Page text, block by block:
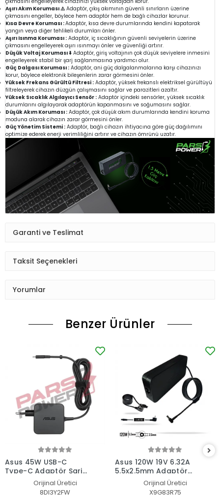
Aşırı Akım Koruması ⚠️Adaptör, çıkış akımının güvenli sınırların üzerine
çıkmasını engeller, böylece hem adaptör hem de bağlı cihazlar korunur.
Kısa Devre Koruması :Adaptör, kısa devre durumlarında kendini kapatarak
yangın veya diğer tehlikeli durumları önler.
Aşırı Isınma Koruması : Adaptör, iç sıcaklığının güvenli seviyelerin üzerine
çıkmasını engelleyerek aşırı ısınmayı önler ve güvenliği artırır.
Düşük Voltaj Koruması ⬇️ Adaptör, giriş voltajının çok düşük seviyelere inmesini
engelleyerek stabil bir şarj sağlanmasına yardımcı olur.
Güç Dalgası Koruması : Adaptör, ani güç dalgalanmalarına karşı cihazınızı
korur, böylece elektronik bileşenlerin zarar görmesini önler.
Yüksek Frekans Gürültü Filtresi : Adaptör, yüksek frekanslı elektriksel gürültüyü
filtreleyerek cihazın düzgün çalışmasını sağlar ve parazitleri azaltır.
Yüksek Sıcaklık Algılayıcı Sensör : Adaptör içindeki sensörler, yüksek sıcaklık
durumlarını algılayarak adaptörün kapanmasını ve soğumasını sağlar.
Düşük Akım Koruması : Adaptör, çok düşük akım durumlarında kendini koruma
moduna alarak cihazın zarar görmesini önler.
Güç Yönetim Sistemi : Adaptör, bağlı cihazın ihtiyacına göre güç dağılımını
optimize ederek enerji verimliliğini artırır ve cihazın ömrünü uzatır.
Garanti ve Teslimat
Taksit Seçenekleri
Yorumlar
Benzer Ürünler
Asus 45W USB-C
Type-C Adaptör Şarj
Aleti-CihazıOrijinal Üretici
8DI3Y2FW
Asus 120W 19V 6.32A
5.5x2.5mm Adaptör
Şarj Aleti-Cihazı
Orijinal Üretici
X9G83R75